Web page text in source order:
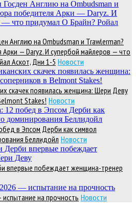
Англию на Ombudsman и Trawlerman?
— Daryz. И супербой майлеров — что
Аскот, Дни 1-5 Новости
скачек появилась женщина: Шери Деву
Stakes! Новости
в Эпсом Дерби как символ
Беллидойл Новости
впервые побеждает женщина-тренер
испытание на прочность Новости